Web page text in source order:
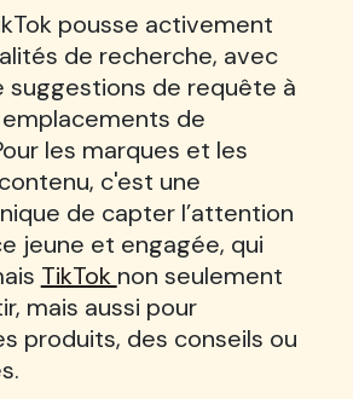
pousse activement
de recherche, avec
suggestions de requête à
de
les marques et les
c'est une
de capter l’attention
jeune et engagée, qui
TikTok non seulement
mais aussi pour
produits, des conseils ou